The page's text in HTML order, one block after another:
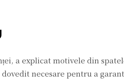
a explicat motivele din
necesare pentru a